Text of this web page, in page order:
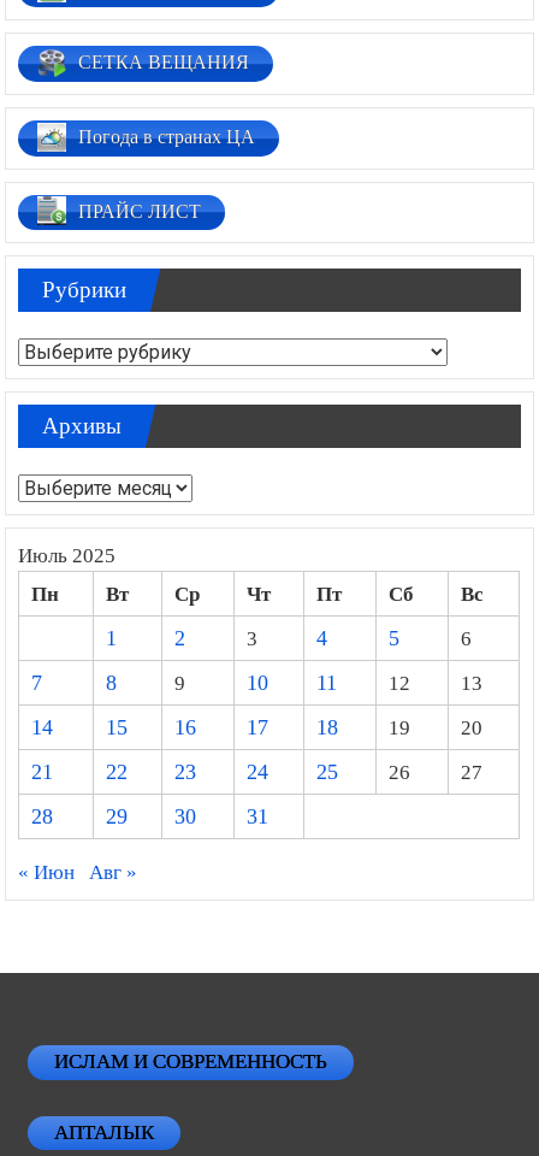
СЕТКА ВЕЩАНИЯ
Погода в странах ЦА
ПРАЙС ЛИСТ
Рубрики
Рубрики
Архивы
Архивы
Июль 2025
Пн Вт Ср Чт Пт Сб
Вс
1
2 3 4 5
6
7
8 9 10 11 12
13
14
15 16 17 18 19
20
21
22 23 24 25 26
27
28
29 30 31
« Июн Авг »
ИСЛАМ И СОВРЕМЕННОСТЬ
АПТАЛЫК